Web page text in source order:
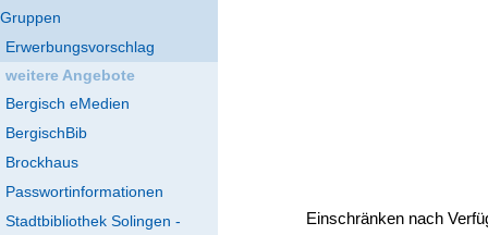
Gruppen
Erwerbungsvorschlag
weitere Angebote
Bergisch eMedien
BergischBib
Brockhaus
Passwortinformationen
Stadtbibliothek Solingen -
Einschränken nach